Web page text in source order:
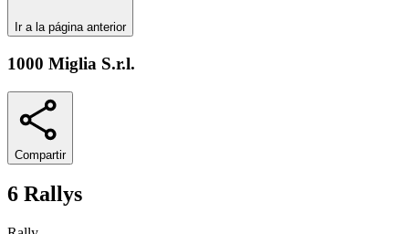
Ir a la página anterior
1000 Miglia S.r.l.
Compartir
6 Rallys